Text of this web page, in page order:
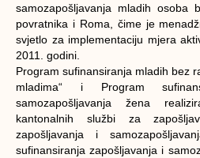
samozapošljavanja mladih osoba
povratnika i Roma, čime je
svjetlo za implementaciju mjera
2011. godini.
Program sufinansiranja mladih bez
mladima“ i Program
samozapošljavanja žena
kantonalnih službi za
zapošljavanja i
sufinansiranja zapošljavanja i